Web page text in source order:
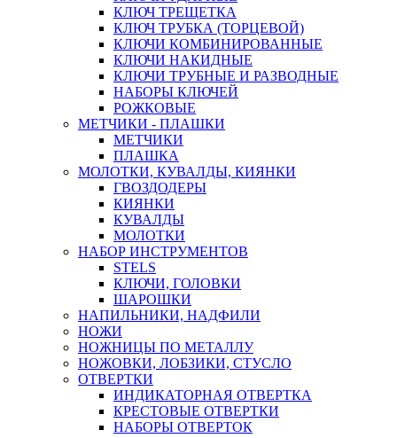
КЛЮЧ ТРЕЩЕТКА
КЛЮЧ ТРУБКА (ТОРЦЕВОЙ)
КЛЮЧИ КОМБИНИРОВАННЫЕ
КЛЮЧИ НАКИДНЫЕ
КЛЮЧИ ТРУБНЫЕ И РАЗВОДНЫЕ
НАБОРЫ КЛЮЧЕЙ
РОЖКОВЫЕ
МЕТЧИКИ - ПЛАШКИ
МЕТЧИКИ
ПЛАШКА
МОЛОТКИ, КУВАЛДЫ, КИЯНКИ
ГВОЗДОДЕРЫ
КИЯНКИ
КУВАЛДЫ
МОЛОТКИ
НАБОР ИНСТРУМЕНТОВ
STELS
КЛЮЧИ, ГОЛОВКИ
ШАРОШКИ
НАПИЛЬНИКИ, НАДФИЛИ
НОЖИ
НОЖНИЦЫ ПО МЕТАЛЛУ
НОЖОВКИ, ЛОБЗИКИ, СТУСЛО
ОТВЕРТКИ
ИНДИКАТОРНАЯ ОТВЕРТКА
КРЕСТОВЫЕ ОТВЕРТКИ
НАБОРЫ ОТВЕРТОК